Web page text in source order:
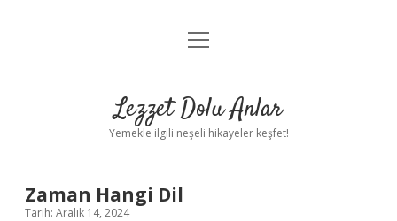
Anasayfa
Yasal Uyarı
menüyü
Lezzet Dolu Anlar
Yemekle ilgili neşeli hikayeler keşfet!
Zaman Hangi Dil
Tarih: Aralık 14, 2024